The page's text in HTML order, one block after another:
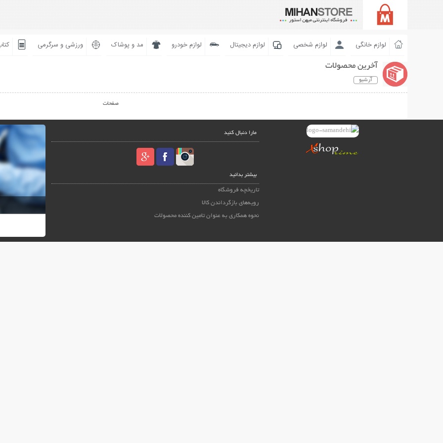
لوازم خانگی لوازم شخصی لوازم دیجیتال لوازم خودرو مد و پوشاک ورزشی و سرگرمی
آخرین محصولات
آرشیو
صفحات
مارا دنبال کنید
بیشتر بدانید
تاریخچه فروشگاه
رویه‌های بازگرداندن کالا
نحوه همکاری به عنوان تامین کننده محصولات